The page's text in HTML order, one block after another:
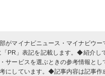
がマイナビニュース・マイナビウ
PR」表記を記載します。◆紹介し
サービスを選ぶときの参考情報と
にしています。◆記事内容は記事作